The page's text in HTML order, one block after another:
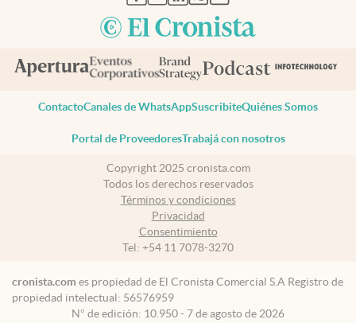
ContactoCanales de WhatsAppSuscribiteQuiénes Somos
Portal de ProveedoresTrabajá con nosotros
Copyright 2025 cronista.com
Todos los derechos reservados
Términos y condiciones
Privacidad
Consentimiento
Tel: +54 11 7078-3270
cronista.com es propiedad de El Cronista Comercial S.A Registro de
propiedad intelectual: 56576959
N° de edición: 10.950 - 7 de agosto de 2026